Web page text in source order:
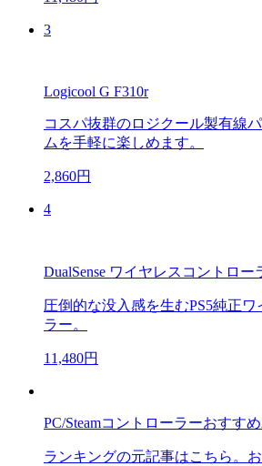
3
Logicool G F310r
コスパ抜群のロジクール製有線
ムを手軽に楽しめます。
2,860円
4
DualSense ワイヤレスコントロー
圧倒的な没入感を生むPS5純正
ラー。
11,480円
PC/Steamコントローラーおすす
ランキングの元記事はこちら。